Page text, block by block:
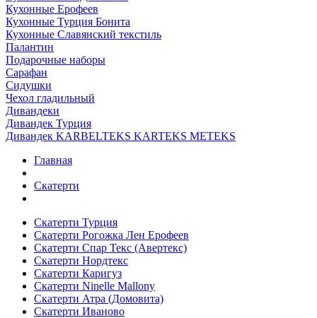
Кухонные Ерофеев
Кухонные Турция Бонита
Кухонные Славянский текстиль
Палантин
Подарочные наборы
Сарафан
Сидушки
Чехол гладильный
Дивандеки
Дивандек Турция
Дивандек KARBELTEKS KARTEKS METEKS
Главная
Скатерти
Скатерти Турция
Скатерти Рогожка Лен Ерофеев
Скатерти Спар Текс (Авертекс)
Скатерти Нордтекс
Скатерти Каригуз
Скатерти Ninelle Mallony
Скатерти Атра (Домовита)
Скатерти Иваново